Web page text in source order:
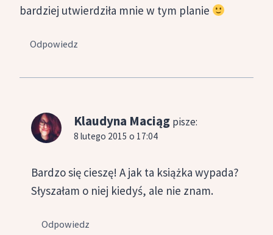
bardziej utwierdziła mnie w tym planie
Odpowiedz
Klaudyna Maciąg pisze:
8 lutego 2015 o 17:04
Bardzo się cieszę! A jak ta książka wypada?
Słyszałam o niej kiedyś, ale nie znam.
Odpowiedz